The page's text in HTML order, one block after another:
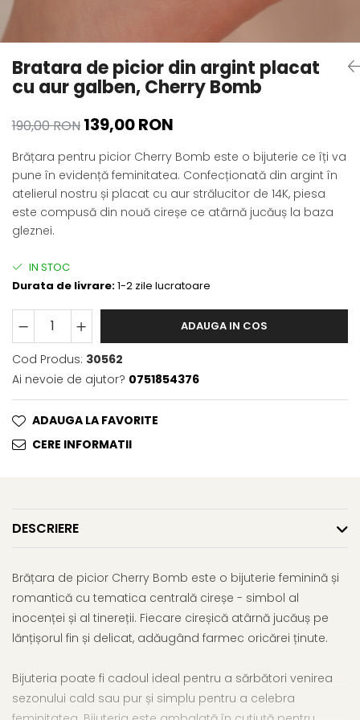
Bratara de picior din argint placat
cu aur galben, Cherry Bomb
190,00 RON 139,00 RON
Brățara pentru picior Cherry Bomb este o bijuterie ce îți va
pune în evidență feminitatea. Confecționată din argint în
atelierul nostru și placat cu aur strălucitor de 14K, piesa
este compusă din nouă cireșe ce atârnă jucăuș la baza
gleznei.
IN STOC
Durata de livrare:1-2 zile lucratoare
ADAUGA IN COS
Cod Produs: 30562
Ai nevoie de ajutor? 0751854376
ADAUGA LA FAVORITE
CERE INFORMATII
DESCRIERE
Brățara de picior Cherry Bomb este o bijuterie feminină și
romantică cu tematica centrală cireșe - simbol al
inocenței și al tinereții. Fiecare cireșică atârnă jucăuș pe
lănțișorul fin și delicat, adăugând farmec oricărei ținute.
Bijuteria poate fi cadoul ideal pentru a sărbători venirea
sezonului cald sau pur și simplu pentru a celebra